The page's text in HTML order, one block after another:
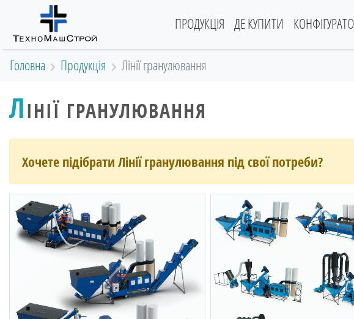
ПРОДУКЦІЯ ДЕ КУПИТИ
Головна Продукція Лінії гранулювання
ЛІНІЇ ГРАНУЛЮВАННЯ
Хочете підібрати Лінії гранулювання під свої потреби?